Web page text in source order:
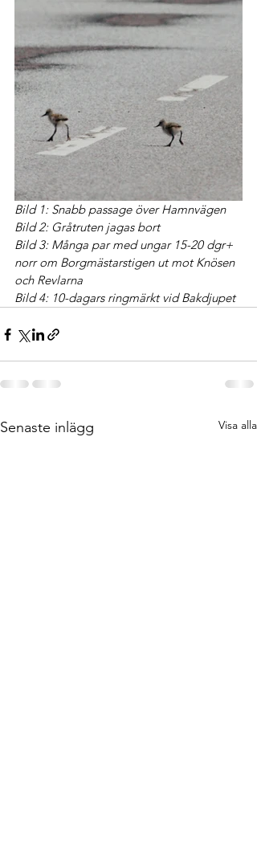
Bild 1: Snabb passage över Hamnvägen
Bild 2: Gråtruten jagas bort
Bild 3: Många par med ungar 15-20 dgr+
norr om Borgmästarstigen ut mot Knösen
och Revlarna
Bild 4: 10-dagars ringmärkt vid Bakdjupet
Senaste inlägg Visa alla